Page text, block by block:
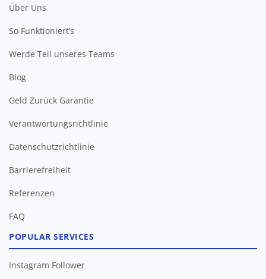
Über Uns
So Funktioniert’s
Werde Teil unseres Teams
Blog
Geld Zurück Garantie
Verantwortungsrichtlinie
Datenschutzrichtlinie
Barrierefreiheit
FAQ
POPULAR SERVICES
Instagram Follower